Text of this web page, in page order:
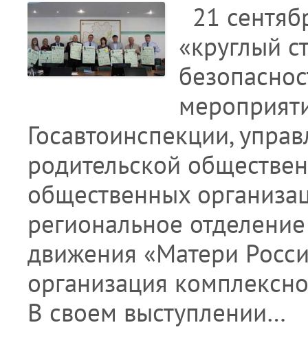
21
«круглый
Госавтоинспекции,
родительской
общественных
региональное
движения «Матери
организация
В своем выступлении…